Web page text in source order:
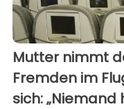
Mutter nimmt
Fremden im
sich: